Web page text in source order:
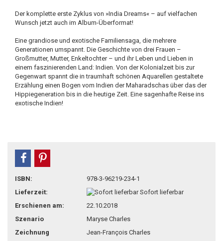
Der komplette erste Zyklus von »India Dreams« – auf vielfachen
Wunsch jetzt auch im Album-Überformat!
Eine grandiose und exotische Familiensaga, die mehrere
Generationen umspannt. Die Geschichte von drei Frauen –
Großmutter, Mutter, Enkeltochter – und ihr Leben und Lieben in
einem faszinierenden Land: Indien. Von der Kolonialzeit bis zur
Gegenwart spannt die in traumhaft schönen Aquarellen gestaltete
Erzählung einen Bogen vom Indien der Maharadschas über das der
Hippiegeneration bis in die heutige Zeit. Eine sagenhafte Reise ins
exotische Indien!
teilen
ISBN:
978-3-96219-234-1
Lieferzeit:
Sofort lieferbar
Erschienen am:
22.10.2018
Szenario
Maryse Charles
Zeichnung
Jean-François Charles